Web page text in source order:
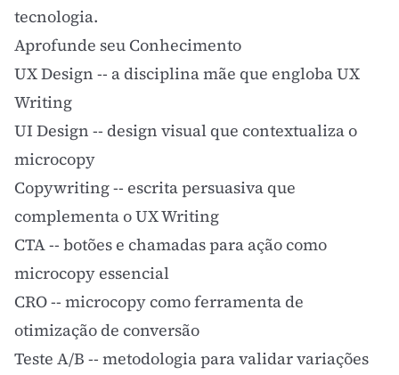
tecnologia.
Aprofunde seu Conhecimento
UX Design -- a disciplina mãe que engloba UX
Writing
UI Design -- design visual que contextualiza o
microcopy
Copywriting-- escrita persuasiva que
complementa o UX Writing
CTA-- botões e chamadas para ação como
microcopy essencial
CRO-- microcopy como ferramenta de
otimização de conversão
Teste A/B -- metodologia para validar variações